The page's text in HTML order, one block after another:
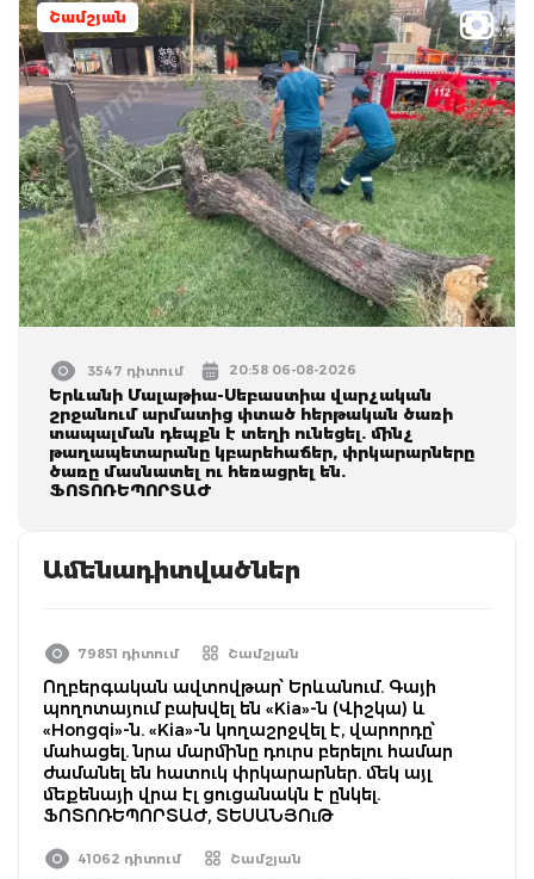
Շամշյան
3547 դիտում 20:58 06-08-2026
Երևանի Մալաթիա-Սեբաստիա վարչական
շրջանում արմատից փտած հերթական ծառի
տապալման դեպքն է տեղի ունեցել. մինչ
թաղապետարանը կբարեհաճեր, փրկարարները
ծառը մասնատել ու հեռացրել են.
ՖՈՏՈՌԵՊՈՐՏԱԺ
Ամենադիտվածներ
79851 դիտում Շամշյան
Ողբերգական ավտովթար՝ Երևանում. Գայի
պողոտայում բախվել են «Kia»-ն (Վիշկա) և
«Hongqi»-ն. «Kia»-ն կողաշրջվել է, վարորդը՝
մահացել. նրա մարմինը դուրս բերելու համար
ժամանել են հատուկ փրկարարներ. մեկ այլ
մեքենայի վրա էլ ցուցանակն է ընկել.
ՖՈՏՈՌԵՊՈՐՏԱԺ, ՏԵՍԱՆՅՈւԹ
41062 դիտում Շամշյան